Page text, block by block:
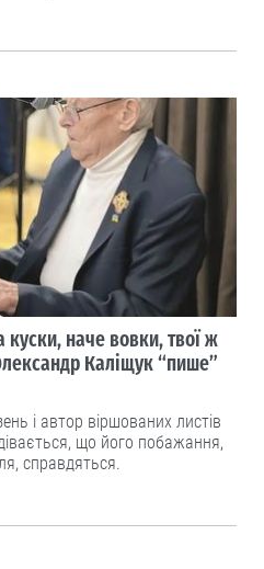
наче вовки, твої ж
Каліщук “пише”
і автор віршованих листів
що його побажання,
справдяться.